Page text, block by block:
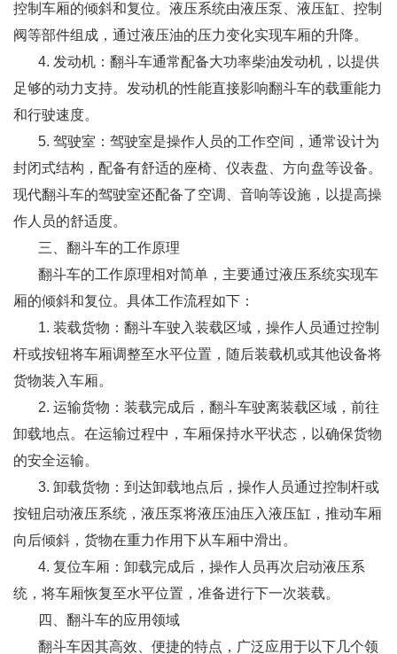
控制车厢的倾斜和复位。液压系统由液压泵、液压缸、控制
阀等部件组成，通过液压油的压力变化实现车厢的升降。
4. 发动机：翻斗车通常配备大功率柴油发动机，以提供
足够的动力支持。发动机的性能直接影响翻斗车的载重能力
和行驶速度。
5. 驾驶室：驾驶室是操作人员的工作空间，通常设计为
封闭式结构，配备有舒适的座椅、仪表盘、方向盘等设备。
现代翻斗车的驾驶室还配备了空调、音响等设施，以提高操
作人员的舒适度。
三、翻斗车的工作原理
翻斗车的工作原理相对简单，主要通过液压系统实现车
厢的倾斜和复位。具体工作流程如下：
1. 装载货物：翻斗车驶入装载区域，操作人员通过控制
杆或按钮将车厢调整至水平位置，随后装载机或其他设备将
货物装入车厢。
2. 运输货物：装载完成后，翻斗车驶离装载区域，前往
卸载地点。在运输过程中，车厢保持水平状态，以确保货物
的安全运输。
3. 卸载货物：到达卸载地点后，操作人员通过控制杆或
按钮启动液压系统，液压泵将液压油压入液压缸，推动车厢
向后倾斜，货物在重力作用下从车厢中滑出。
4. 复位车厢：卸载完成后，操作人员再次启动液压系
统，将车厢恢复至水平位置，准备进行下一次装载。
四、翻斗车的应用领域
翻斗车因其高效、便捷的特点，广泛应用于以下几个领